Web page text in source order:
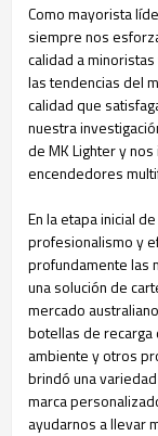
Como mayorista
siempre nos
calidad a
las tendencias del
calidad que
nuestra
de MK Lighter y
encendedores
En la etapa inicial
profesionalismo y
profundamente las
una solución de
mercado
botellas de recarga
ambiente y otros
brindó una
marca
ayudarnos a llevar